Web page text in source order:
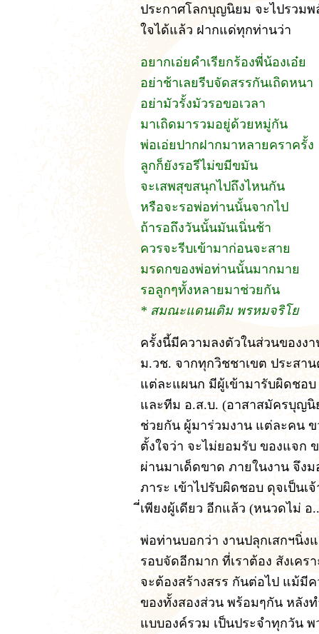
ประกาศโลกบุญนิยม จะไปรวมพ
ใจได้แล้ว ฝากแด่ทุกท่านว่า
อยากเอ่ยคำเรียกร้องพี่น้องเอ๋ย
อย่าช้าเลยรีบจัดสรรกันเถิดหนา
อย่ามัวรั้งมัวรอขอเวลา
มาเถิดมารวมอยู่ด้วยหมู่กัน
พ่อเอ่ยปากฝากมาหลายคราครั้ง
ลูกก็ยังรอรีไม่ขมีขมัน
จะเสพสุขสนุกไปถึงไหนกัน
หรือจะรอพ่อท่านนั้นจากไป
ถ้ารอถึงวันนั้นมันเนิ่นช้า
ควรจะรีบเข้ามาก่อนจะสาย
มรดกของพ่อท่านนั้นมากมาย
รอลูกๆทั้งหลายมาช่วยกัน
* สมณะแดนเดิม พรหมจริโย
ครั้งนี้มีความลงตัวในส่วนของง
ม.วช. จากทุกวิชชาเขต ประสา
แต่ละแผนก มีผู้เข้ามารับผิดชอ
และทีม อ.ส.บ. (อาสาสมัครบุญ
ช่วยกัน ผู้มาร่วมงาน แต่ละคน ข
ตั้งใจว่า จะไม่ยอมรับ ของแจก
ผ่านมาเด็ดขาด ภายในงาน จึง
ภาระ เข้าไปรับผิดชอบ ดุจเป็นเ
เพียงผู้เดียว อีกแล้ว (หนวดไม่ อ
พ่อท่านบอกว่า งานปลุกเสกฯนิ่ง
รอบจัดอีกมาก ที่เราต้อง สังเคร
จะต้องสร้างสรร กันต่อไป แม้มี
ของทั้งสองส่วน พร้อมๆกัน หลัง
แบบองค์รวม เป็นประจำทุกวัน